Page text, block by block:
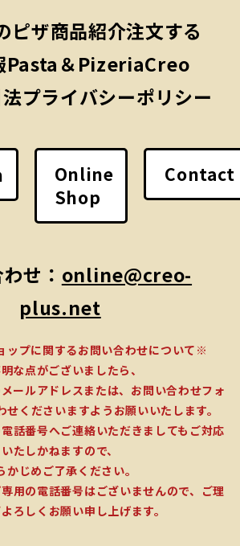
ピザ商品紹介注文する
Pasta＆PizeriaCreo
プライバシーポリシー
Online
Shop
Contact
せ： online@creo-
plus.net
ップに関するお問い合わせについて※
な点がございましたら、
ールアドレスまたは、お問い合わせフォ
せくださいますようお願いいたします。
話番号へご連絡いただきましてもご対応
いたしかねますので、
かじめご了承ください。
用の電話番号はございませんので、ご理
ろしくお願い申し上げます。